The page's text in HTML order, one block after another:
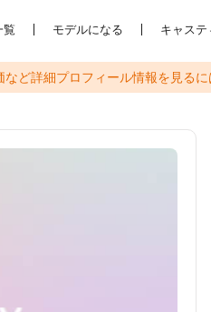
覧 モデルになる キャステ
など詳細プロフィール情報を見る